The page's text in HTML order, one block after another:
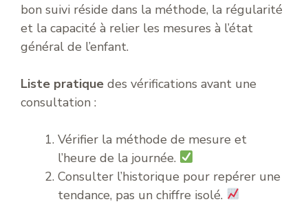
bon suivi réside dans la méthode, la régularité
et la capacité à relier les mesures à l’état
général de l’enfant.
Liste pratique des vérifications avant une
consultation :
Vérifier la méthode de mesure et
l’heure de la journée.
Consulter l’historique pour repérer une
tendance, pas un chiffre isolé.